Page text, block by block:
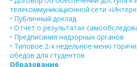
телекоммуникационной сети
• Публичный доклад
• Отчет о результатах
• Предписания надзорных органов
• Типовое 2-х недельное меню
обедов для студентов
Образование